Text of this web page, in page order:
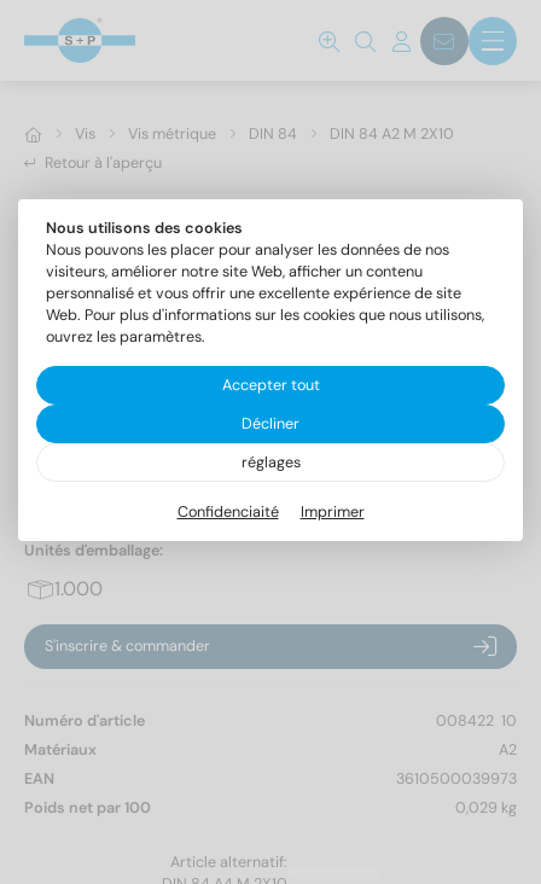
Vis Vis métrique DIN 84
DIN 84 A2 M 2X10
Retour à l'aperçu
Vis à tête cylindrique fendue
Unités d'emballage:
1.000
S'inscrire & commander
Numéro d'article
008422  10
Matériaux
A2
EAN
3610500039973
Poids net par 100
0,029 kg
Article alternatif:
Nous utilisons des cookies
Nous pouvons les placer pour analyser les données de nos
visiteurs, améliorer notre site Web, afficher un contenu
personnalisé et vous offrir une excellente expérience de site
Web. Pour plus d'informations sur les cookies que nous utilisons,
ouvrez les paramètres.
Accepter tout
Décliner
réglages
Confidenciaité Imprimer